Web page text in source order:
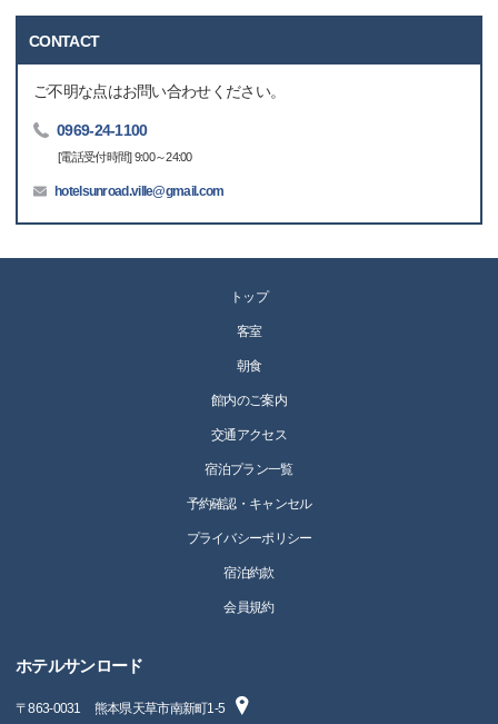
CONTACT
ご不明な点はお問い合わせください。
0969-24-1100
[電話受付時間] 9:00～24:00
hotelsunroad.ville@gmail.com
トップ
客室
朝食
館内のご案内
交通アクセス
宿泊プラン一覧
予約確認・キャンセル
プライバシーポリシー
宿泊約款
会員規約
ホテルサンロード
〒863-0031 熊本県天草市南新町1-5